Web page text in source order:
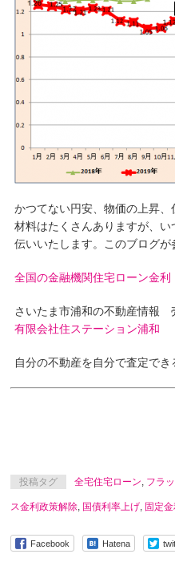
かつてない円安、物価の上昇
材料はたくさんありますが、
伝いいたします。このブログが
全国の金融機関住宅ローン金利
さいたま市浦和の不動産情報
有限会社住ステーション浦和
自分の不動産を自分で査
投稿タグ 全宅住宅ローン, フラ
ス金利政策解除, 国債利率上げ, 固定
Facebook Hatena